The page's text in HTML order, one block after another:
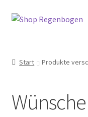
Zur
Zum
Start Produkte
Wünsche